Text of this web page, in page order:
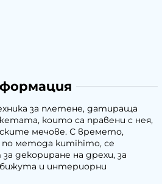
за плетене, датираща
които са правени с нея,
мечове. С времето,
метода kumihimo, се
декориране на дрехи, за
бижута и интериорни